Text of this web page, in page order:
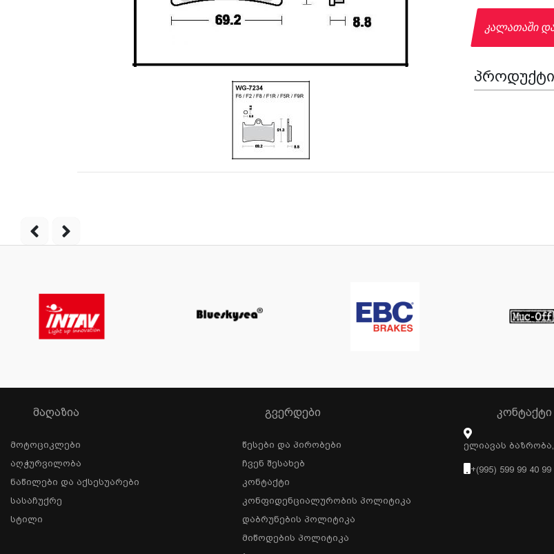
კალათაში
ᲛᲐᲦᲐᲖᲘᲐ
Მოტოციკლები
Აღჭურვილობა
Ნაწილები Და Აქსესუარები
Სასაჩუქრე
Სტილი
ᲒᲕᲔᲠᲓᲔᲑᲘ
Წესები Და Პირობები
Ჩვენ Შესახებ
Კონტაქტი
Კონფიდენციალურობის Პოლიტიკა
Დაბრუნების Პოლიტიკა
Მიწოდების Პოლიტიკა
ᲙᲝᲜᲢᲐᲥᲢᲘ
Ელიავას
+(995) 599 99 40 99